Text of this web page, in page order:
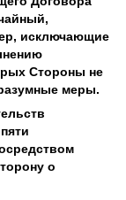
исключающие
Стороны не
меры.
о